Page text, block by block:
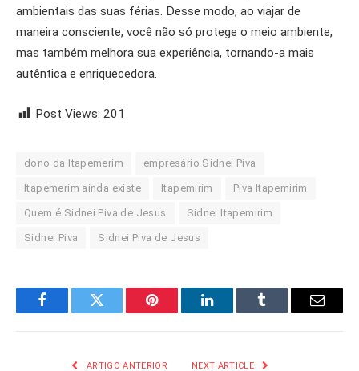
ambientais das suas férias. Desse modo, ao viajar de
maneira consciente, você não só protege o meio ambiente,
mas também melhora sua experiência, tornando-a mais
autêntica e enriquecedora.
Post Views: 201
dono da Itapemerim empresário Sidnei Piva
Itapemerim ainda existe Itapemirim Piva Itapemirim
Quem é Sidnei Piva de Jesus Sidnei Itapemirim
Sidnei Piva Sidnei Piva de Jesus
FacebookTwitter Pinterest LinkedInTumblr Email
ARTIGO ANTERIOR NEXT ARTICLE